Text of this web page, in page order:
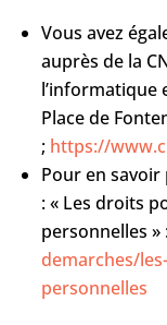
Vous avez
auprès de la
l’informatique
Place de
; https://
Pour en savoir
: « Les droits
personnelles »
demarches/
personnelles